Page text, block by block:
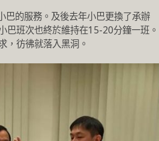
巴的服務。及後去年小巴更換了承辦
巴班次也終於維持在15-20分鐘一班。
，彷彿就落入黑洞。